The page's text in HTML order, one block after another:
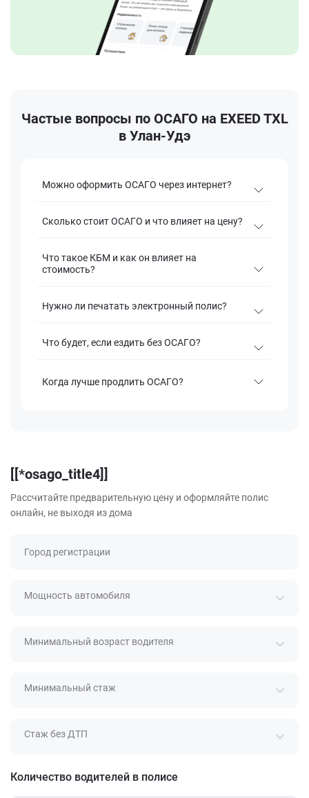
Частые вопросы по ОСАГО на EXEED TXL
в Улан-Удэ
Можно оформить ОСАГО через интернет?
Сколько стоит ОСАГО и что влияет на цену?
Что такое КБМ и как он влияет на
стоимость?
Нужно ли печатать электронный полис?
Что будет, если ездить без ОСАГО?
Когда лучше продлить ОСАГО?
[[*osago_title4]]
Рассчитайте предварительную цену и оформляйте полис
онлайн, не выходя из дома
Город регистрации
Мощность автомобиля
Минимальный возраст водителя
Минимальный стаж
Стаж без ДТП
Количество водителей в полисе